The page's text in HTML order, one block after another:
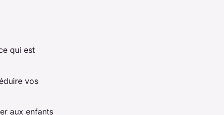
qui est
vos
aux enfants